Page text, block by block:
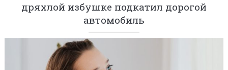
дряхлой избушке подкатил дорогой
автомобиль